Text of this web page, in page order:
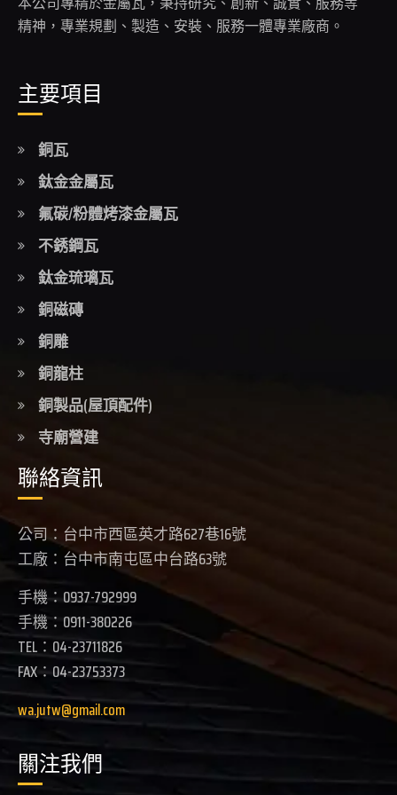
本公司專精於金屬瓦，秉持研究、創新、誠實、服務等
精神，專業規劃、製造、安裝、服務一體專業廠商。
主要項目
銅瓦
鈦金金屬瓦
氟碳/粉體烤漆金屬瓦
不銹鋼瓦
鈦金琉璃瓦
銅磁磚
銅雕
銅龍柱
銅製品(屋頂配件)
寺廟營建
聯絡資訊
公司：台中市西區英才路627巷16號
工廠：台中市南屯區中台路63號
手機：0937-792999
手機：0911-380226
TEL：04-23711826
FAX：04-23753373
wa.jutw@gmail.com
關注我們